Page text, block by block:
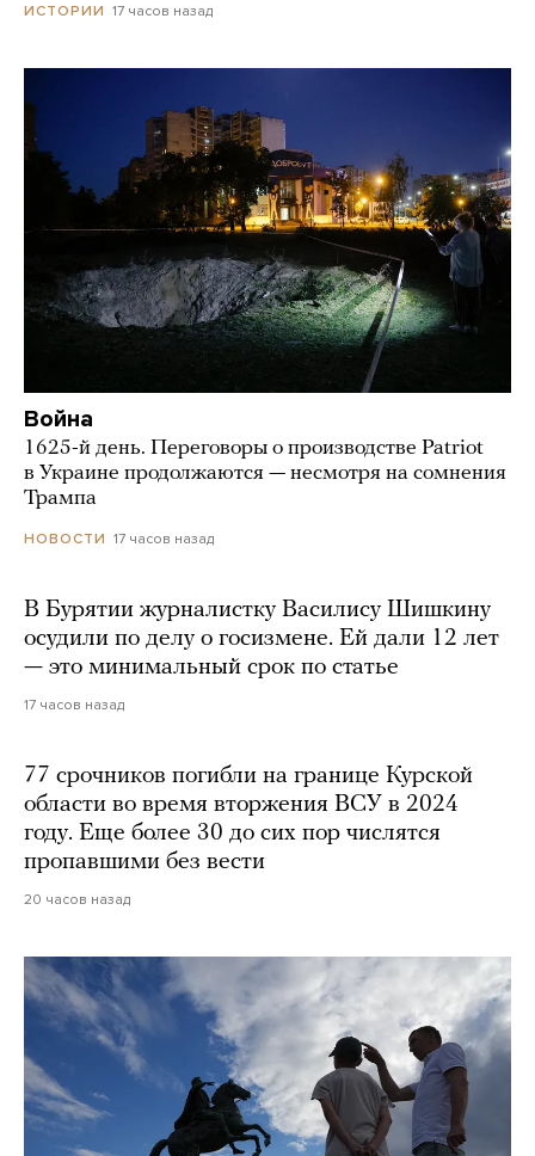
ИСТОРИИ 17 часов назад
Война
1625-й день. Переговоры о производстве Patriot
в Украине продолжаются — несмотря на сомнения
Трампа
НОВОСТИ 17 часов назад
В Бурятии журналистку Василису Шишкину
осудили по делу о госизмене. Ей дали 12 лет
— это минимальный срок по статье
17 часов назад
77 срочников погибли на границе Курской
области во время вторжения ВСУ в 2024
году. Еще более 30 до сих пор числятся
пропавшими без вести
20 часов назад